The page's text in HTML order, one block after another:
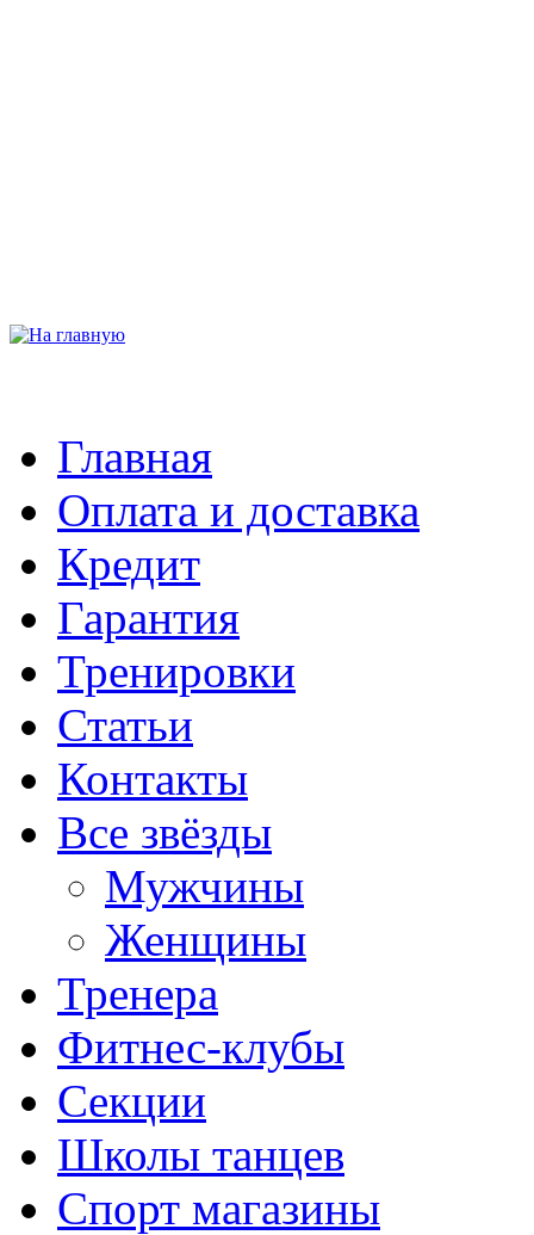
Главная
Оплата и доставка
Кредит
Гарантия
Тренировки
Статьи
Контакты
Все звёзды
Мужчины
Женщины
Тренера
Фитнес-клубы
Секции
Школы танцев
Спорт магазины